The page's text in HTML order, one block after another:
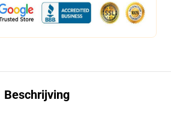
Beschrijving